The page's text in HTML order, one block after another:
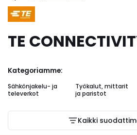
TE
Kategoriamme:
Sähkönjakelu- ja
televerkot
Työkalut, mittarit
ja paristot
Kaikki